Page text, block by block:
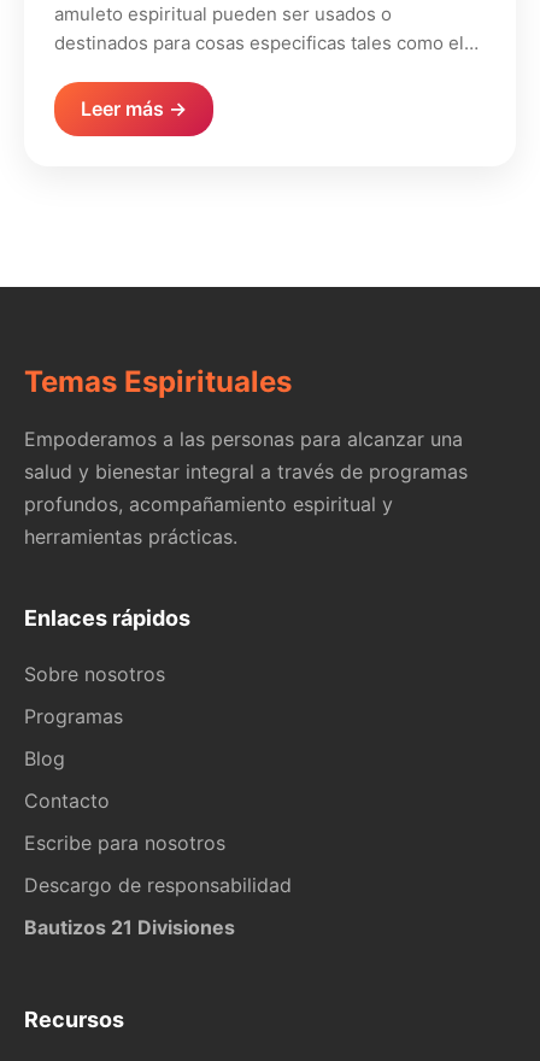
amuleto espiritual pueden ser usados o
destinados para cosas especificas tales como el…
Leer más →
Temas Espirituales
Empoderamos a las personas para alcanzar una
salud y bienestar integral a través de programas
profundos, acompañamiento espiritual y
herramientas prácticas.
Enlaces rápidos
Sobre nosotros
Programas
Blog
Contacto
Escribe para nosotros
Descargo de responsabilidad
Bautizos 21 Divisiones
Recursos